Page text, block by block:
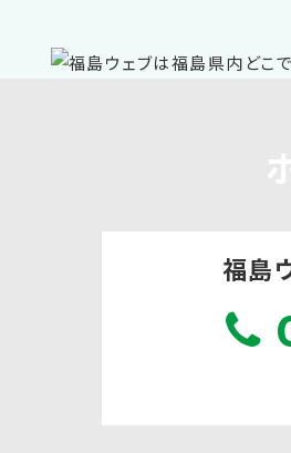
福島